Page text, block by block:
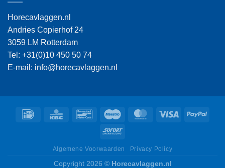
Horecavlaggen.nl
Andries Copierhof 24
3059 LM Rotterdam
Tel: +31(0)10 450 50 74
E-mail: info@horecavlaggen.nl
IDeal KBC BancontactMaestro MasterCardVisa
Sofort
Algemene Voorwaarden Privacy Policy
Copyright 2026 © Horecavlaggen.nl